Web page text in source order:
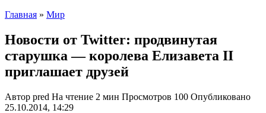
Главная » Мир
Новости от Twitter: продвинутая
старушка — королева Елизавета II
приглашает друзей
Автор pred На чтение 2 мин Просмотров 100 Опубликовано
25.10.2014, 14:29